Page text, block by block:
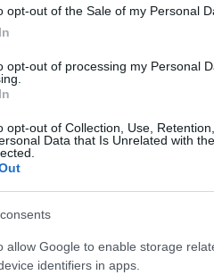
opt-out of the Sale of my Personal
opt-out of processing my Personal
opt-out of Collection, Use,
Data that Is Unrelated with
allow Google to enable storage
identifiers in apps.
τη φινλανδική κοινωνία, πλέον έχει
απαγορεύει την